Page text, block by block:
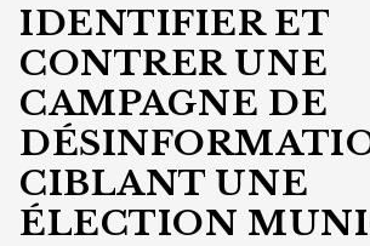
IDENTIFIER ET
CONTRER UNE
CAMPAGNE DE
CIBLANT UNE
ÉLECTION